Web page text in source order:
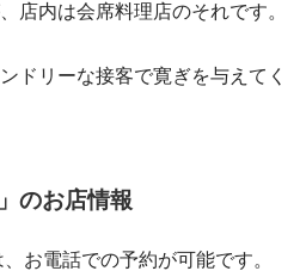
店内は会席料理店のそれです。
ドリーな接客で寛ぎを与えてく
のお店情報
お電話での予約が可能です。